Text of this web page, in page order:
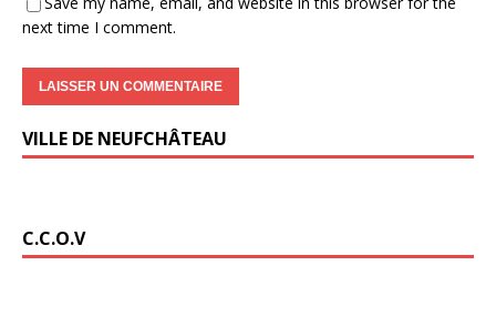
next time I comment.
VILLE DE NEUFCHÂTEAU
C.C.O.V